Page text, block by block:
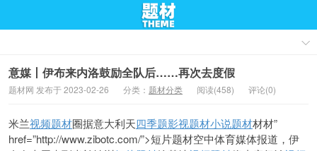
意媒丨伊布来内洛鼓励全队后……再次去度假
题材网 发布于 2023-02-26 分类： 题材分类 阅读(458) 评论(0)
米兰视频题材圈据意大利天四季题影视题材小说题材材材”
href=”http://www.zibotc.com/”>短片题材空中体育媒体报道，伊